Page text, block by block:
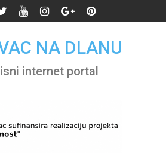
NA DLANU
internet portal